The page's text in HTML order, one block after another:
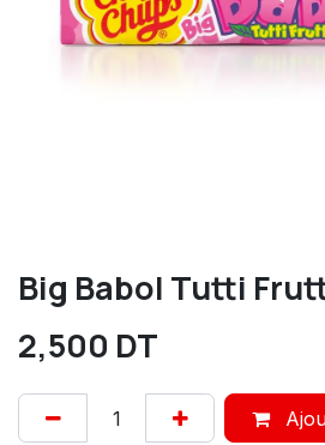
Big Babol Tutti
2,500 DT